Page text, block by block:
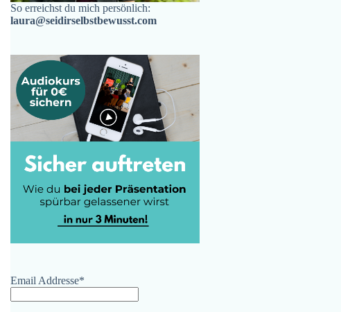
So erreichst du mich persönlich:
laura@seidirselbstbewusst.com
Email Addresse*